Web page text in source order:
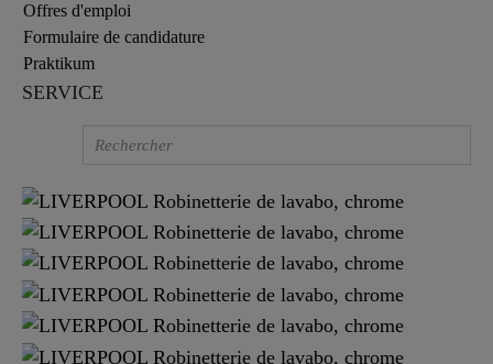
Offres d'emploi
Formulaire de candidature
Praktikum
SERVICE